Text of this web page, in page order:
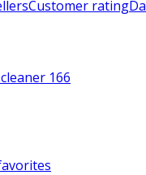
Customer rating
166